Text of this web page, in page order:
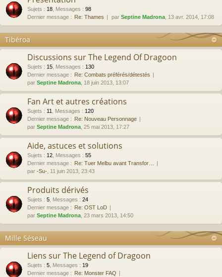
Sujets : 18 Messages : 98
Dernier message : Re: Thames par Septine Madrona , 13 avr. 2014, 17:08
Tibéroa
Discussions sur The Legend Of Dragoon
Sujets : 15 Messages : 130
Dernier message : Re: Combats préférés/détestés
par Septine Madrona , 18 juin 2013, 13:07
Fan Art et autres créations
Sujets : 11 Messages : 120
Dernier message : Re: Nouveau Personnage
par Septine Madrona , 25 mai 2013, 17:27
Aide, astuces et solutions
Sujets : 12 Messages : 55
Dernier message : Re: Tuer Melbu avant Transfor…
par -Su- , 11 juin 2013, 23:43
Produits dérivés
Sujets : 5 Messages : 24
Dernier message : Re: OST LoD
par Septine Madrona , 23 mars 2013, 14:50
Mille Séseau
Liens sur The Legend of Dragoon
Sujets : 5 Messages : 19
Dernier message : Re: Monster FAQ